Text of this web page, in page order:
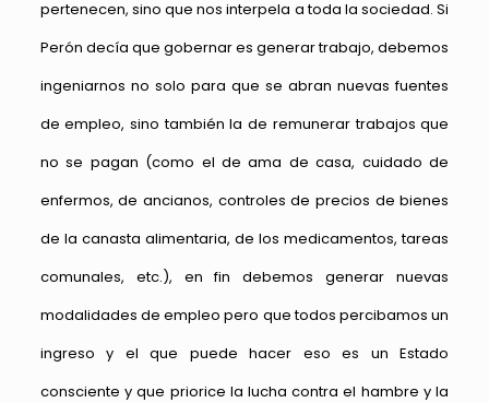
pertenecen, sino que nos interpela a toda la sociedad. Si
Perón decía que gobernar es generar trabajo, debemos
ingeniarnos no solo para que se abran nuevas fuentes
de empleo, sino también la de remunerar trabajos que
no se pagan (como el de ama de casa, cuidado de
enfermos, de ancianos, controles de precios de bienes
de la canasta alimentaria, de los medicamentos, tareas
comunales, etc.), en fin debemos generar nuevas
modalidades de empleo pero que todos percibamos un
ingreso y el que puede hacer eso es un Estado
consciente y que priorice la lucha contra el hambre y la